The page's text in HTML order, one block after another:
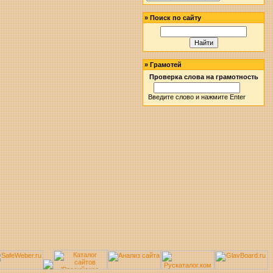
»Поиск по сайту
»Грамотей
Проверка слова на грамотность
Введите слово и нажмите Enter